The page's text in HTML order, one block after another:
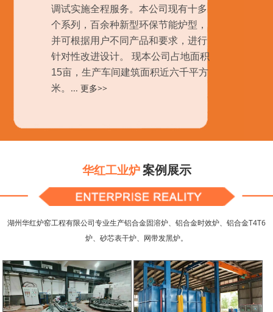
调试实施全程服务。本公司现有十多
个系列，百余种新型环保节能炉型，
并可根据用户不同产品和要求，进行
针对性改进设计。 现本公司占地面积
15亩，生产车间建筑面积近六千平方
米。 ... 更多>>
华红工业炉案例展示
湖州华红炉窑工程有限公司专业生产铝合金固溶炉、铝合金时效炉、铝合金T4T6
炉、砂芯表干炉、网带发黑炉。